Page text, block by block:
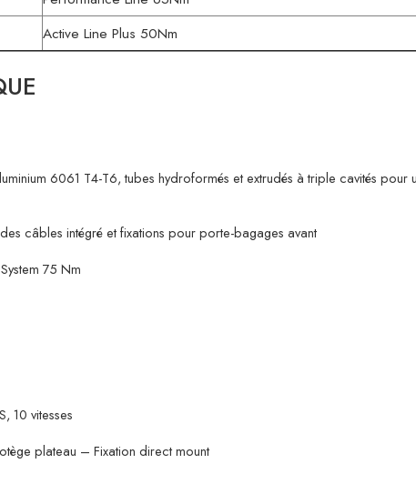
Active Line Plus 50Nm
6061 T4-T6, tubes hydroformés et extrudés à triple cavités
câbles intégré et fixations pour porte-bagages avant
75 Nm
10 vitesses
plateau – Fixation direct mount